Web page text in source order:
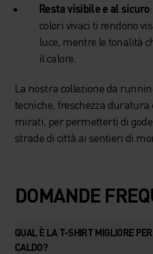
Resta visibile e al sicuro
colori vivaci ti rendono
luce, mentre le tonalità
il calore.
La nostra collezione da
tecniche, freschezza duratura
mirati, per permetterti di
strade di città ai sentieri di
DOMANDE
QUAL È LA T-SHIRT MIGLIORE
CALDO?